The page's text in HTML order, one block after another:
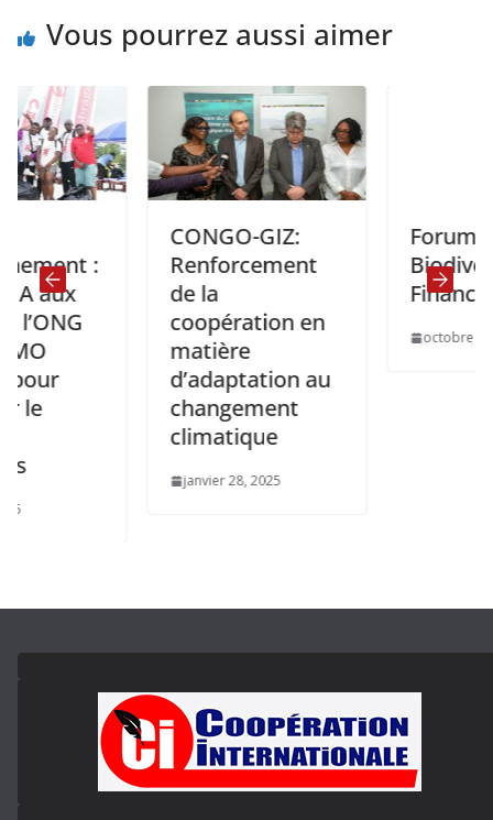
Vous pourrez aussi aimer
:
CONGO-GIZ:
Renforcement
coopération en
matière
d’adaptation au
changement
climatique
janvier 28, 2025
Forum OCDE:
Biodiversité et
Finance Verte
octobre 8, 2025